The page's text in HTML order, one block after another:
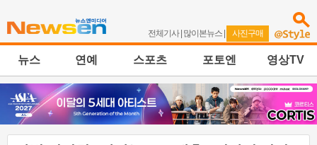
전체기사| 많이본뉴스 | 사진구매
뉴스 연예 스포츠 포토엔 영상TV